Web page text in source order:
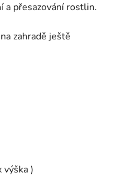
a přesazování rostlin.
zahradě ještě
výška )